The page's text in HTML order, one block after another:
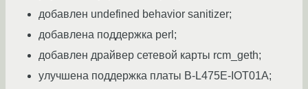
добавлен undefined behavior sanitizer;
добавлена поддержка perl;
добавлен драйвер сетевой карты rcm_geth;
улучшена поддержка платы B-L475E-IOT01A;